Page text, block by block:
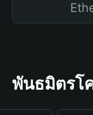
พันธมิตรโ